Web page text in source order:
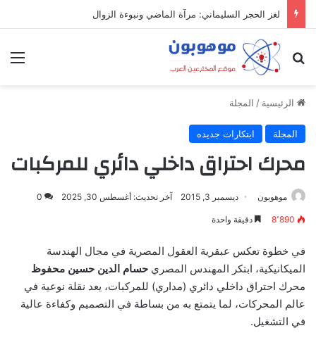
لغز الحجر السليماني: مرآة الماضي ونبوءة الزوال
بحث عن
الرئيسية / المجلة
المجلة ابتكارات جديده
محرك احتراق داخلي دائري للمركبات
موهوبون ديسمبر 3, 2015 آخر تحديث: أغسطس 30, 2025 0
8٬890 دقيقة واحدة
في خطوة تعكس عبقرية العقول المصرية في مجال الهندسة
الميكانيكية، ابتكر المهندس المصري حسام الدين حسين محفوظ
محرك احتراق داخلي دائري (مداري) للمركبات، يعد نقلة نوعية في
عالم المحركات، لما يتمتع به من بساطة في التصميم وكفاءة عالية
في التشغيل.